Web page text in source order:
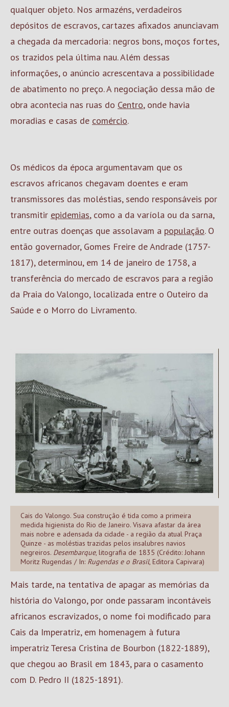
qualquer objeto. Nos armazéns, verdadeiros
depósitos de escravos, cartazes afixados anunciavam
a chegada da mercadoria: negros bons, moços fortes,
os trazidos pela última nau. Além dessas
informações, o anúncio acrescentava a possibilidade
de abatimento no preço. A negociação dessa mão de
obra acontecia nas ruas do Centro, onde havia
moradias e casas de comércio.
Os médicos da época argumentavam que os
escravos africanos chegavam doentes e eram
transmissores das moléstias, sendo responsáveis por
transmitir epidemias, como a da varíola ou da sarna,
entre outras doenças que assolavam a população. O
então governador, Gomes Freire de Andrade (1757-
1817), determinou, em 14 de janeiro de 1758, a
transferência do mercado de escravos para a região
da Praia do Valongo, localizada entre o Outeiro da
Saúde e o Morro do Livramento.
Cais do Valongo. Sua construção é tida como a primeira
medida higienista do Rio de Janeiro. Visava afastar da área
mais nobre e adensada da cidade - a região da atual Praça
Quinze - as moléstias trazidas pelos insalubres navios
negreiros. Desembarque, litografia de 1835 (Crédito: Johann
Moritz Rugendas / In: Rugendas e o Brasil, Editora Capivara)
Mais tarde, na tentativa de apagar as memórias da
história do Valongo, por onde passaram incontáveis
africanos escravizados, o nome foi modificado para
Cais da Imperatriz, em homenagem à futura
imperatriz Teresa Cristina de Bourbon (1822-1889),
que chegou ao Brasil em 1843, para o casamento
com D. Pedro II (1825-1891).